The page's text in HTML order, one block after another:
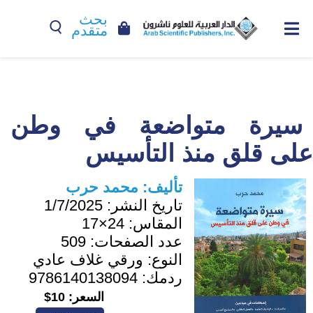
بحث
متقدم
سيرة متواضعة في وطن
على قلق منذ التأسيس
تأليف: محمد حرب
تاريخ النشر: 1/7/2025
المقاس: 24×17
عدد الصفحات: 509
النوع: ورقي غلاف عادي
ردمك: 9786140138094
السعر: 10$